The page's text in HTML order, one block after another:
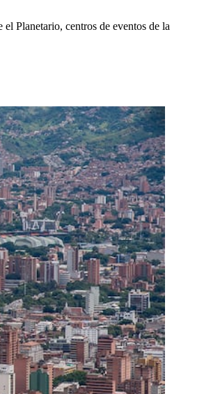
Planetario, centros de eventos de la